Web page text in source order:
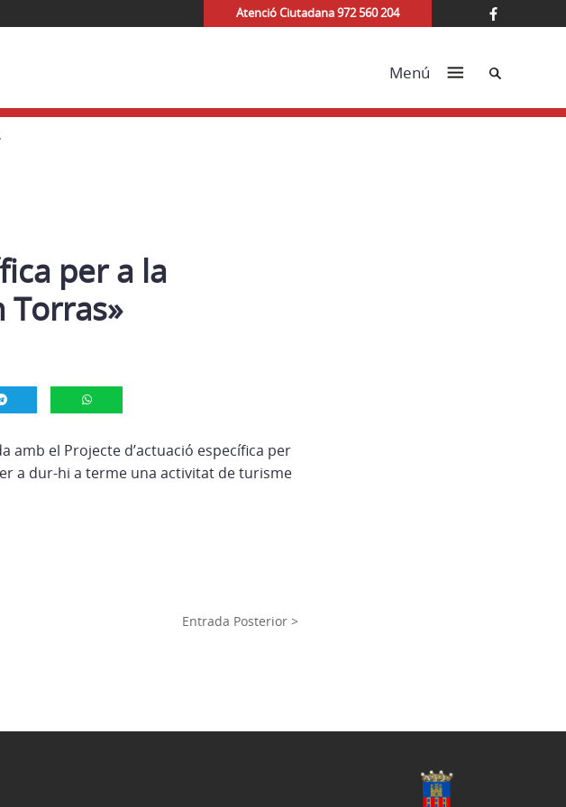
Atenció Ciutadana 972 560 204
Menú Cerca
per a la
Torras»
el Projecte d’actuació específica per
a dur-hi a terme una activitat de turisme
Entrada Posterior >